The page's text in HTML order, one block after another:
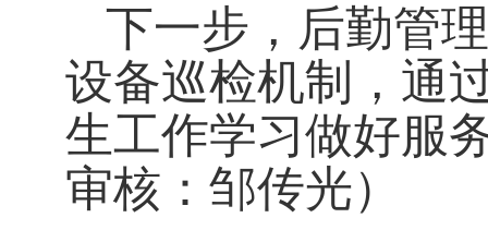
下一步，后勤管
设备巡检机制
，通
生工作学习做好服
审核：邹传光）